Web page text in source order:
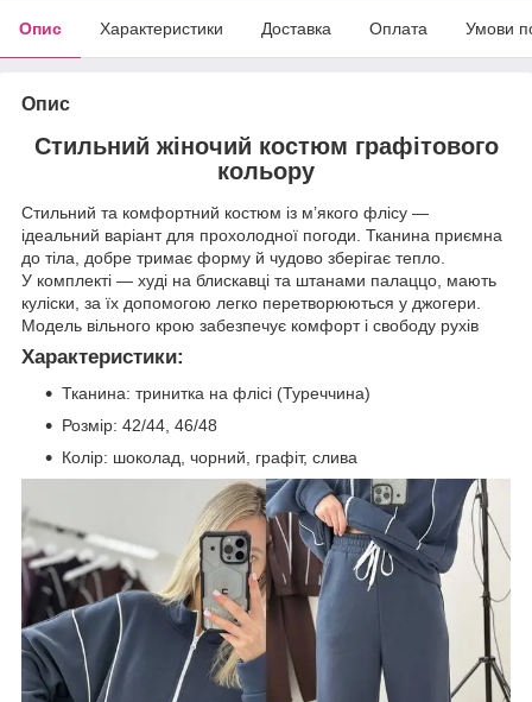
Опис Характеристики Доставка Оплата Умови
Опис
Стильний жіночий костюм графітового
кольору
Стильний та комфортний костюм із м’якого флісу —
ідеальний варіант для прохолодної погоди. Тканина приємна
до тіла, добре тримає форму й чудово зберігає тепло.
У комплекті — худі на блискавці та штанами палаццо, мають
куліски, за їх допомогою легко перетворюються у джогери.
Модель вільного крою забезпечує комфорт і свободу рухів
Характеристики:
Тканина: тринитка на флісі (Туреччина)
Розмір: 42/44, 46/48
Колір: шоколад, чорний, графіт, слива